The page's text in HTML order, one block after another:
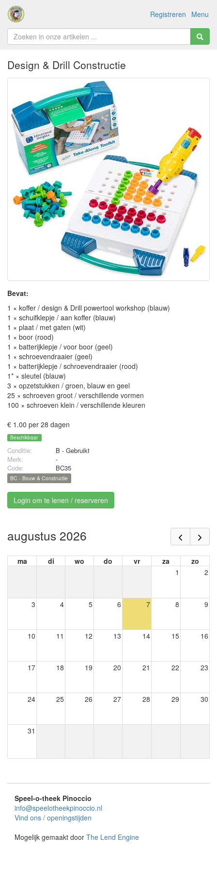
Menu
Registreren
Design & Drill Constructie
Bevat:
1 × koffer / design & Drill powertool workshop (blauw)
1 × schuifklepje / aan koffer (blauw)
1 × plaat / met gaten (wit)
1 × boor (rood)
1 × batterijklepje / voor boor (geel)
1 × schroevendraaier (geel)
1 × batterijklepje / schroevendraaier (rood)
1* × sleutel (blauw)
3 × opzetstukken / groen, blauw en geel
25 × schroeven groot / verschillende vormen
100 × schroeven klein / verschillende kleuren
€ 1.00 per 28 dagen
Beschikbaar
Conditie:
B - Gebruikt
Merk:
-
Code:
BC35
BC - Bouw & Constructie
Login om te lenen / reserveren
augustus 2026
ma di wo do vr za
zo
1
2
3 4 5 6 7 8 9
10 11 12 13 14 15 16
17 18 19 20 21 22 23
24 25 26 27 28 29 30
31
Speel-o-theek Pinoccio
info@speelotheekpinoccio.nl
Vind ons / openingstijden
Mogelijk gemaakt door The Lend Engine